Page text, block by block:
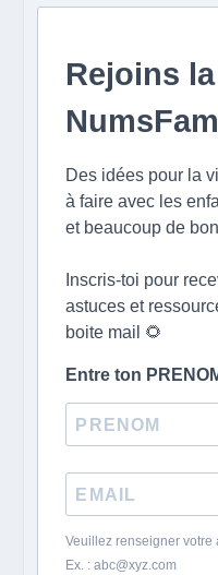
Rejoins
Des idées pour la
à faire avec les
et beaucoup de
Inscris-toi pour
astuces et
boite mail 🌻
Entre ton
Veuillez renseigner
Ex. : abc@xyz.com